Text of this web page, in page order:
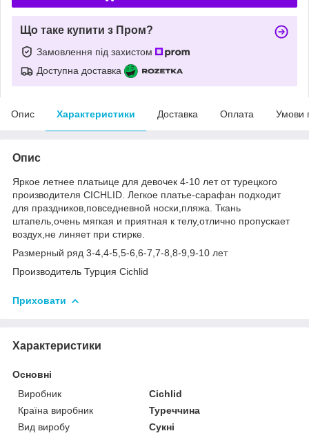
Що таке купити з Пром?
Замовлення під захистом
Доступна доставка
Опис Характеристики Доставка Оплата Умови
Опис
Яркое летнее платьице для девочек 4-10 лет от турецкого
производителя CICHLID. Легкое платье-сарафан подходит
для праздников,повседневной носки,пляжа. Ткань
штапель,очень мягкая и приятная к телу,отлично пропускает
воздух,не линяет при стирке.
Размерный ряд 3-4,4-5,5-6,6-7,7-8,8-9,9-10 лет
Производитель Турция Cichlid
Приховати
Характеристики
Основні
Виробник
Cichlid
Країна виробник
Туреччина
Вид виробу
Сукні